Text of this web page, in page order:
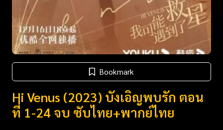
Bookmark
Hi Venus (2023) บังเอิญพบรัก ตอน
ที่ 1-24 จบ ซับไทย+พากย์ไทย